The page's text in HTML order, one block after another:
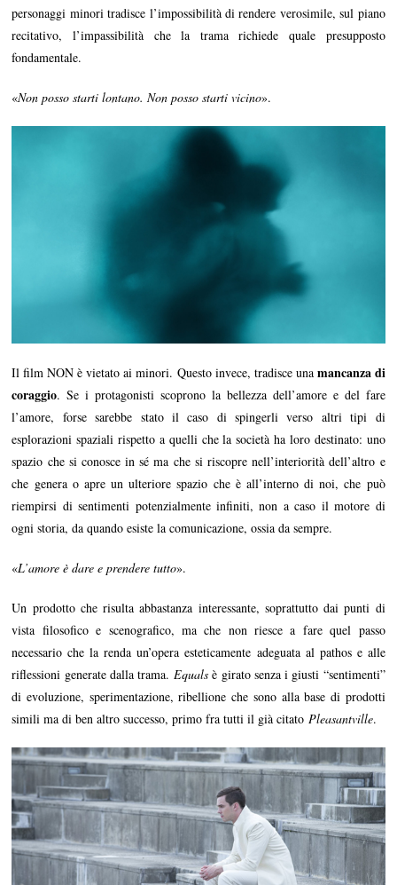
personaggi minori tradisce l’impossibilità di rendere verosimile, sul piano
recitativo, l’impassibilità che la trama richiede quale presupposto
fondamentale.
«Non posso starti lontano. Non posso starti vicino».
Il film NON è vietato ai minori. Questo invece, tradisce una mancanza di
coraggio. Se i protagonisti scoprono la bellezza dell’amore e del fare
l’amore, forse sarebbe stato il caso di spingerli verso altri tipi di
esplorazioni spaziali rispetto a quelli che la società ha loro destinato: uno
spazio che si conosce in sé ma che si riscopre nell’interiorità dell’altro e
che genera o apre un ulteriore spazio che è all’interno di noi, che può
riempirsi di sentimenti potenzialmente infiniti, non a caso il motore di
ogni storia, da quando esiste la comunicazione, ossia da sempre.
«L’amore è dare e prendere tutto».
Un prodotto che risulta abbastanza interessante, soprattutto dai punti di
vista filosofico e scenografico, ma che non riesce a fare quel passo
necessario che la renda un’opera esteticamente adeguata al pathos e alle
riflessioni generate dalla trama.Equals è girato senza i giusti “sentimenti”
di evoluzione, sperimentazione, ribellione che sono alla base di prodotti
simili ma di ben altro successo, primo fra tutti il già citatoPleasantville.